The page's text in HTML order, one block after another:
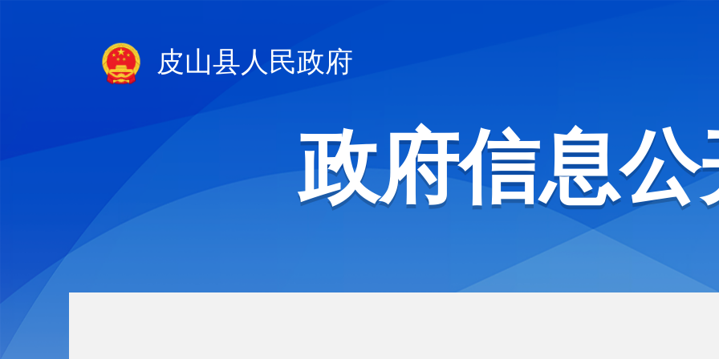
皮山县人民政府
政府信息公